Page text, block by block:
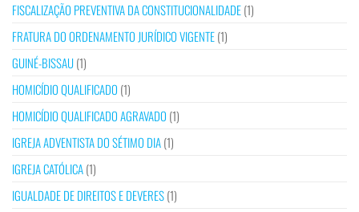
FISCALIZAÇÃO PREVENTIVA DA CONSTITUCIONALIDADE(1)
FRATURA DO ORDENAMENTO JURÍDICO VIGENTE(1)
GUINÉ-BISSAU(1)
HOMICÍDIO QUALIFICADO (1)
HOMICÍDIO QUALIFICADO AGRAVADO (1)
IGREJA ADVENTISTA DO SÉTIMO DIA(1)
IGREJA CATÓLICA(1)
IGUALDADE DE DIREITOS E DEVERES(1)